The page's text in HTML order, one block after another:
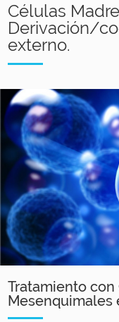
Células
Derivación/
externo.
Tratamiento
Mesenquimales